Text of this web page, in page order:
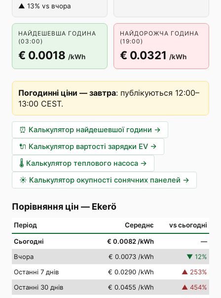
▲ 13% vs вчора
НАЙДЕШЕВША ГОДИНА
(03:00)
€ 0.0018 /kWh
НАЙДОРОЖЧА ГОДИНА
(19:00)
€ 0.0321 /kWh
Погодинні ціни — завтра: публікуються 12:00–
13:00 CEST.
⏰ Калькулятор найдешевшої години →
🔌 Калькулятор вартості зарядки EV →
🌡️ Калькулятор теплового насоса →
☀️ Калькулятор окупності сонячних панелей →
Порівняння цін — Ekerö
Період Середнє vs сьогодні
Сьогодні € 0.0082 /kWh
—
Вчора
€ 0.0073 /kWh ▼ 12%
Останні 7 днів
€ 0.0290 /kWh ▲ 253%
Останні 30 днів
€ 0.0455 /kWh ▲ 454%